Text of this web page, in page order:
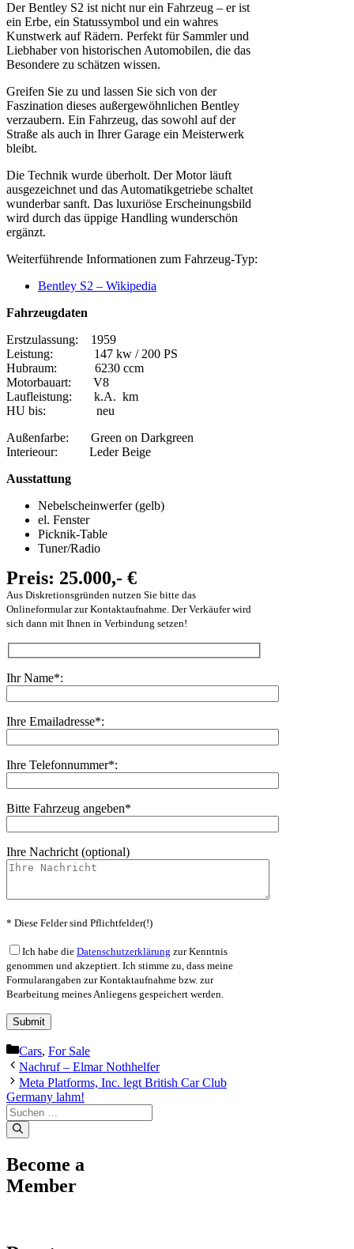
Der Bentley S2 ist nicht nur ein Fahrzeug – er ist
ein Erbe, ein Statussymbol und ein wahres
Kunstwerk auf Rädern. Perfekt für Sammler und
Liebhaber von historischen Automobilen, die das
Besondere zu schätzen wissen.
Greifen Sie zu und lassen Sie sich von der
Faszination dieses außergewöhnlichen Bentley
verzaubern. Ein Fahrzeug, das sowohl auf der
Straße als auch in Ihrer Garage ein Meisterwerk
bleibt.
Die Technik wurde überholt. Der Motor läuft
ausgezeichnet und das Automatikgetriebe schaltet
wunderbar sanft. Das luxuriöse Erscheinungsbild
wird durch das üppige Handling wunderschön
ergänzt.
Weiterführende Informationen zum Fahrzeug-Typ:
Bentley S2 – Wikipedia
Fahrzeugdaten
Erstzulassung: 1959
Leistung: 147 kw / 200 PS
Hubraum: 6230 ccm
Motorbauart: V8
Laufleistung: k.A. km
HU bis: neu
Außenfarbe: Green on Darkgreen
Interieour: Leder Beige
Ausstattung
Nebelscheinwerfer (gelb)
el. Fenster
Picknik-Table
Tuner/Radio
Preis: 25.000,- €
Aus Diskretionsgründen nutzen Sie bitte das
Onlineformular zur Kontaktaufnahme. Der Verkäufer wird
sich dann mit Ihnen in Verbindung setzen!
Ihr Name*:
Ihre Emailadresse*:
Ihre Telefonnummer*:
Bitte Fahrzeug angeben*
Ihre Nachricht (optional)
* Diese Felder sind Pflichtfelder(!)
Ich habe die Datenschutzerklärung zur Kenntnis
genommen und akzeptiert. Ich stimme zu, dass meine
Formularangaben zur Kontaktaufnahme bzw. zur
Bearbeitung meines Anliegens gespeichert werden.
Kategorien
Cars, For Sale
Nachruf – Elmar Nothhelfer
Meta Platforms, Inc. legt British Car Club
Germany lahm!
Suche
nach:
Become a
Member